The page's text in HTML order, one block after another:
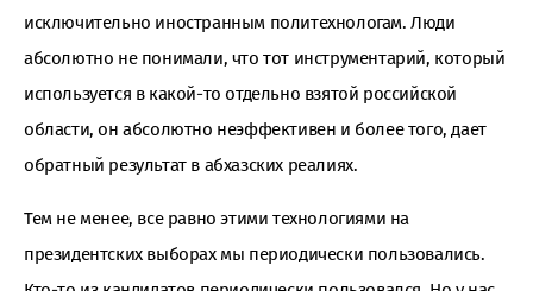
исключительно иностранным политехнологам. Люди
абсолютно не понимали, что тот инструментарий, который
используется в какой-то отдельно взятой российской
области, он абсолютно неэффективен и более того, дает
обратный результат в абхазских реалиях.
Тем не менее, все равно этими технологиями на
президентских выборах мы периодически пользовались.